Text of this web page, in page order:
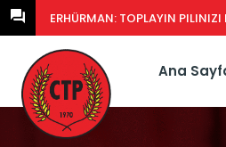
ERHÜRMAN: GÜNEY’DEKI YASA
Ana